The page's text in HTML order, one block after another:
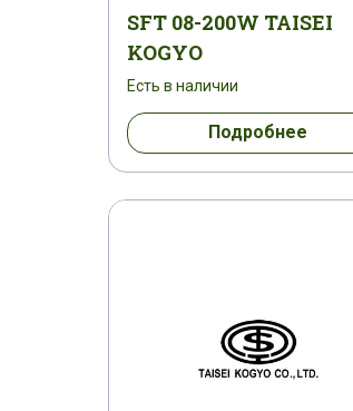
SFT 08-200W TAISEI
KOGYO
Есть в наличии
Подробнее